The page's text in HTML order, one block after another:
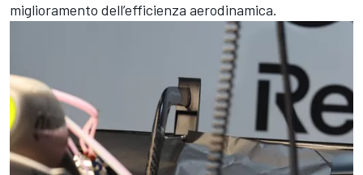
miglioramento dell’efficienza aerodinamica.